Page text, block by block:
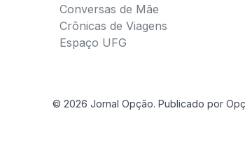
Conversas de Mãe
Crônicas de Viagens
Espaço UFG
© 2026 Jornal Opção. Publicado por